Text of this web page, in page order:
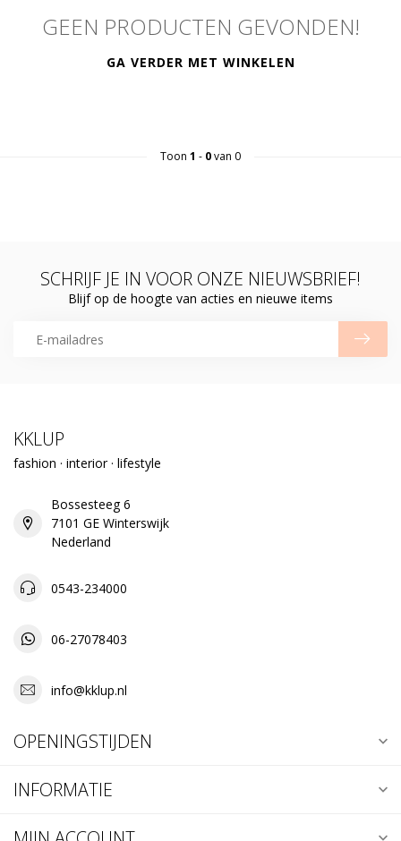
GEEN PRODUCTEN GEVONDEN!
GA VERDER MET WINKELEN
Toon 1 - 0van 0
SCHRIJF JE IN VOOR ONZE NIEUWSBRIEF!
Blijf op de hoogte van acties en nieuwe items
KKLUP
fashion · interior · lifestyle
Bossesteeg 6
7101 GE Winterswijk
Nederland
0543-234000
06-27078403
info@kklup.nl
OPENINGSTIJDEN
INFORMATIE